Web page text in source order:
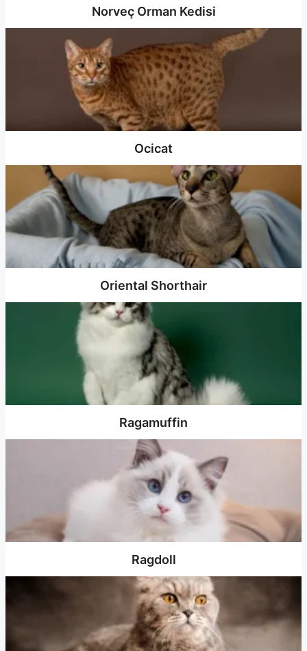
Norveç Orman Kedisi
Ocicat
Oriental Shorthair
Ragamuffin
Ragdoll